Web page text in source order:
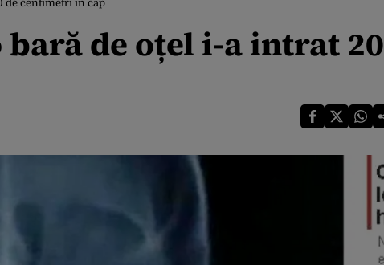
de centimetri în cap
de oțel i-a intrat 20